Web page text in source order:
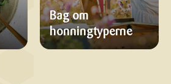
Bag om
honningtyperne